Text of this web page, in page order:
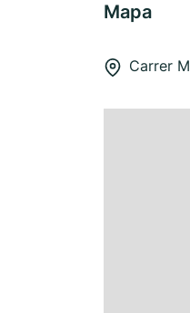
Mapa
Carrer